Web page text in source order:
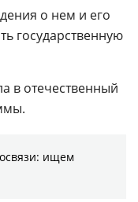
о нем и его
государственную
в отечественный
ищем